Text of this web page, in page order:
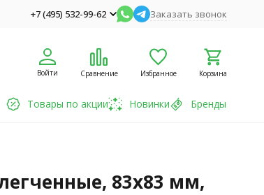
+7 (495) 532-99-62 Заказать звонок
Войти Сравнение Избранное Корзина
Товары по акции Новинки Бренды
83x83 мм,